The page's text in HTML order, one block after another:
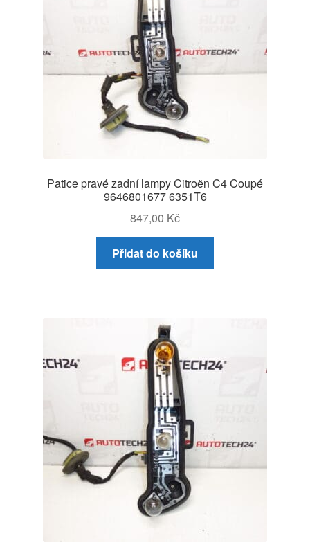
Patice pravé zadní lampy Citroën C4 Coupé
9646801677 6351T6
847,00 Kč
Přidat do košíku